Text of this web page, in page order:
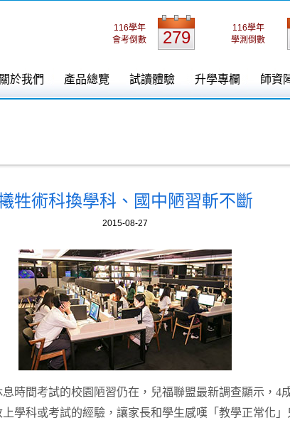
關於我們 產品總覽 試讀體驗 升學專欄 師資
116學年
會考倒數
279
116學年
學測倒數
牲術科換學科、國中陋習斬不斷
2015-08-27
時間考試的校園陋習仍在，兒福聯盟最新調查顯示，4
學科或考試的經驗，讓家長和學生感嘆「教學正常化」